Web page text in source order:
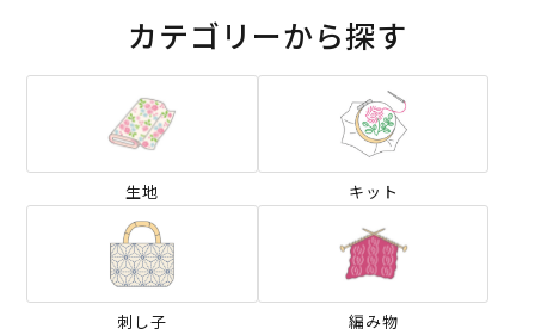
カテゴリーから探す
生地 キット
刺し子 編み物